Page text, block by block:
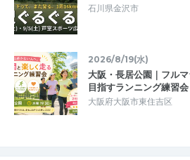
石川県金沢市
2026/8/19(水)
大阪・長居公園｜フル
目指すランニング練習
大阪府大阪市東住吉区